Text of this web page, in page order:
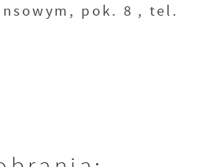
pok. 8 , tel.